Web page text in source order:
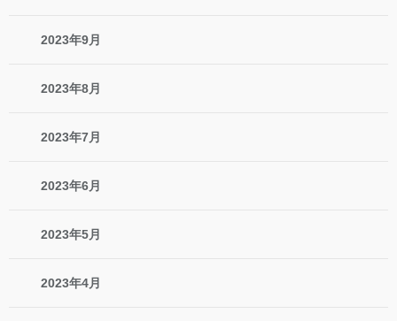
2023年9月
2023年8月
2023年7月
2023年6月
2023年5月
2023年4月